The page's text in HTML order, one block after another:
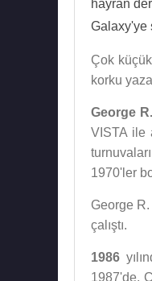
hayran
Galaxy'ye
Çok
korku
George
VISTA ile
1970'ler
George
çalıştı.
1986
1987'de,